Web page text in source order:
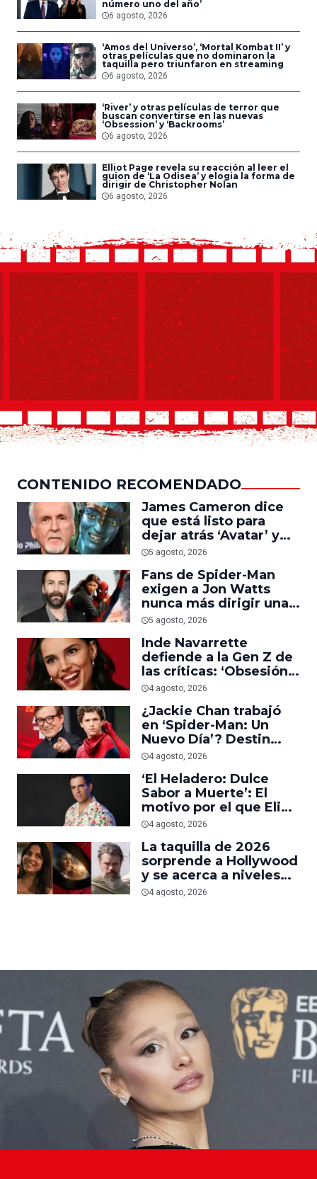
número uno del año’
6 agosto, 2026
‘Amos del Universo’, ‘Mortal Kombat II’ y
otras películas que no dominaron la
taquilla pero triunfaron en streaming
6 agosto, 2026
‘River’ y otras películas de terror que
buscan convertirse en las nuevas
‘Obsession’ y ‘Backrooms’
6 agosto, 2026
Elliot Page revela su reacción al leer el
guion de ‘La Odisea’ y elogia la forma de
dirigir de Christopher Nolan
6 agosto, 2026
CONTENIDO RECOMENDADO
James Cameron dice
que está listo para
dejar atrás ‘Avatar’ y
trabajar en ‘el último
5 agosto, 2026
Fans de Spider-Man
exigen a Jon Watts
nunca más dirigir una
película del personaje
5 agosto, 2026
Inde Navarrette
defiende a la Gen Z de
las críticas: ‘Obsesión
es prueba de que los
4 agosto, 2026
¿Jackie Chan trabajó
en ‘Spider-Man: Un
Nuevo Día’? Destin
Daniel Cretton aclara el
4 agosto, 2026
‘El Heladero: Dulce
Sabor a Muerte’: El
motivo por el que Eli
Roth se hartó de los
Hollywood e hizo su
nueva película gore
4 agosto, 2026
La taquilla de 2026
sorprende a Hollywood
y se acerca a niveles
anteriores a la
4 agosto, 2026